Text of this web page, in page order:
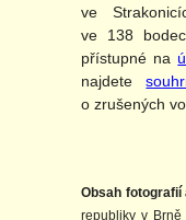
ve
ve 138
přístupné na
najdete
o zrušených
Obsah fotografií
republiky v